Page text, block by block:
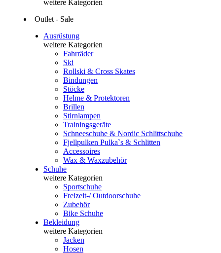
weitere Kategorien
Outlet - Sale
Ausrüstung
weitere Kategorien
Fahrräder
Ski
Rollski & Cross Skates
Bindungen
Stöcke
Helme & Protektoren
Brillen
Stirnlampen
Trainingsgeräte
Schneeschuhe & Nordic Schlittschuhe
Fjellpulken Pulka`s & Schlitten
Accessoires
Wax & Waxzubehör
Schuhe
weitere Kategorien
Sportschuhe
Freizeit-/ Outdoorschuhe
Zubehör
Bike Schuhe
Bekleidung
weitere Kategorien
Jacken
Hosen